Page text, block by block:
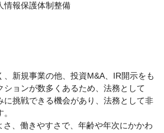
情報保護体制整備
、新規事業の他、投資M&A、IR開示をも
ションが数多くあるため、法務として
に挑戦できる機会があり、法務として非
さ、働きやすさで、年齢や年次にかかわ